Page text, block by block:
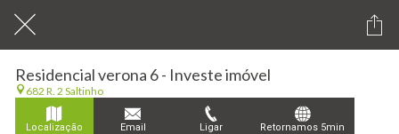
Residencial verona 6 - Investe imóvel
682 R. 2 Saltinho
Localização Email Ligar Retornamos 5min